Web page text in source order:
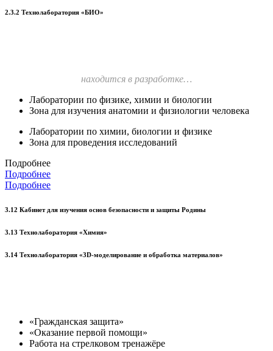
2.3.2 Технолаборатория «БИО»
находится в разработке…
Лаборатории по физике, химии и биологии
Зона для изучения анатомии и физиологии человека
Лаборатории по химии, биологии и физике
Зона для проведения исследований
Подробнее
Подробнее
Подробнее
3.12 Кабинет для изучения основ безопасности и защиты Родины
3.13 Технолаборатория «Химия»
3.14 Технолаборатория «3D-моделирование и обработка материалов»
«Гражданская защита»
«Оказание первой помощи»
Работа на стрелковом тренажёре